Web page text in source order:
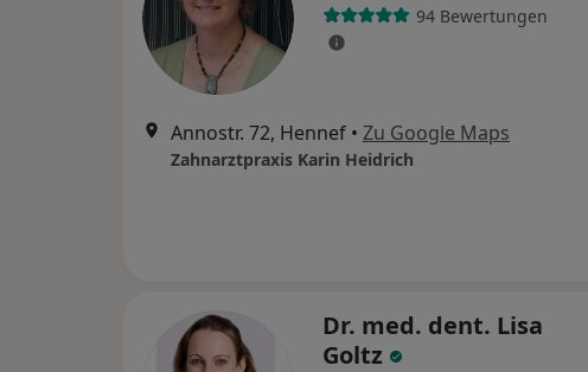
94 Bewertungen
Annostr. 72, Hennef • Zu Google Maps
Zahnarztpraxis Karin Heidrich
Dr. med. dent. Lisa
Goltz